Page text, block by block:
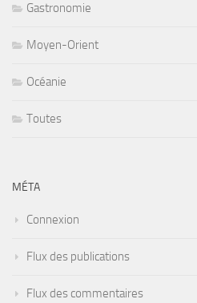
Gastronomie
Moyen-Orient
Océanie
Toutes
MÉTA
Connexion
Flux des publications
Flux des commentaires